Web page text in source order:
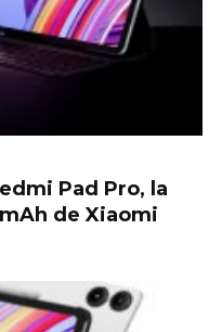
Pad Pro, la
de Xiaomi